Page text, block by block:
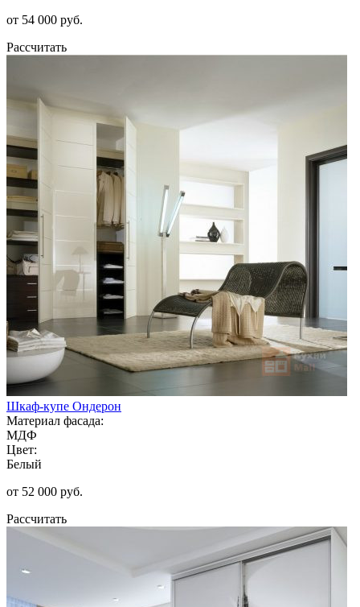
от 54 000 руб.
Рассчитать
Шкаф-купе Ондерон
Материал фасада:
МДФ
Цвет:
Белый
от 52 000 руб.
Рассчитать